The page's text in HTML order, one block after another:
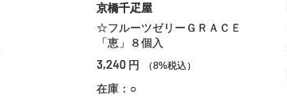
京橋千疋屋
☆フルーツゼリーＧＲＡＣＥ
「恵」８個入
3,240 円 （8%税込）
在庫：○